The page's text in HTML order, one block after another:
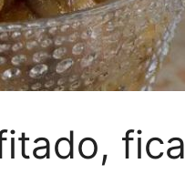
fica